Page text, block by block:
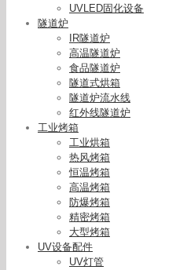
UVLED固化设备
隧道炉
IR隧道炉
高温隧道炉
食品隧道炉
隧道式烘箱
隧道炉流水线
红外线隧道炉
工业烤箱
工业烘箱
热风烤箱
恒温烤箱
高温烤箱
防爆烤箱
精密烤箱
大型烤箱
UV设备配件
UV灯管